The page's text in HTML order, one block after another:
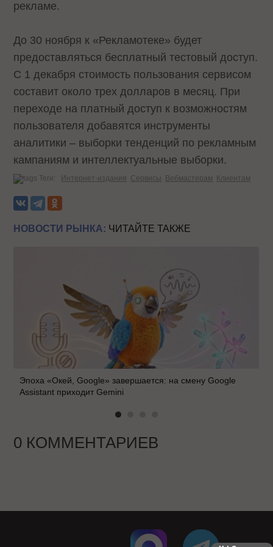
рекламе.
До 30 ноября к «Рекламотеке» будет
предоставляться бесплатный тестовый доступ.
С 1 декабря стоимость пользования сервисом
составит около трех долларов в месяц. При
переходе на платный доступ к возможностям
пользователя добавятся инструменты
аналитики – выборки тенденций по рекламным
кампаниям и интеллектуальные выборки.
Теги: Интернет-издания Сервисы Вебмастерам Клиентам
НОВОСТИ РЫНКА: ЧИТАЙТЕ ТАКЖЕ
Эпоха «Окей, Google» завершается: на смену Google
Assistant приходит Gemini
0 КОММЕНТАРИЕВ